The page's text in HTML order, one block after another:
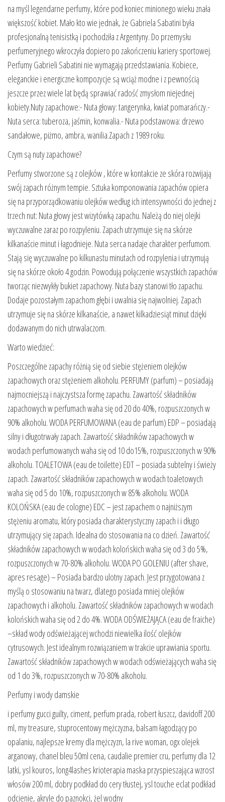
na myśl legendarne perfumy, które pod koniec minionego wieku znała
większość kobiet. Mało kto wie jednak, że Gabriela Sabatini była
profesjonalną tenisistką i pochodziła z Argentyny. Do przemysłu
perfumeryjnego wkroczyła dopiero po zakończeniu kariery sportowej.
Perfumy Gabrieli Sabatini nie wymagają przedstawiania. Kobiece,
eleganckie i energiczne kompozycje są wciąż modne i z pewnością
jeszcze przez wiele lat będą sprawiać radość zmysłom niejednej
kobiety.Nuty zapachowe:- Nuta głowy: tangerynka, kwiat pomarańczy.-
Nuta serca: tuberoza, jaśmin, konwalia.- Nuta podstawowa: drzewo
sandałowe, piżmo, ambra, wanilia.Zapach z 1989 roku.
Czym są nuty zapachowe?
Perfumy stworzone są z olejków , które w kontakcie ze skóra rozwijają
swój zapach różnym tempie. Sztuka komponowania zapachów opiera
się na przyporządkowaniu olejków według ich intensywności do jednej z
trzech nut: Nuta głowy jest wizytówką zapachu. Należą do niej olejki
wyczuwalne zaraz po rozpyleniu. Zapach utrzymuje się na skórze
kilkanaście minut i łagodnieje. Nuta serca nadaje charakter perfumom.
Stają się wyczuwalne po kilkunastu minutach od rozpylenia i utrzymują
się na skórze około 4 godzin. Powodują połączenie wszystkich zapachów
tworząc niezwykły bukiet zapachowy. Nuta bazy stanowi tło zapachu.
Dodaje pozostałym zapachom głębi i uwalnia się najwolniej. Zapach
utrzymuje się na skórze kilkanaście, a nawet kilkadziesiąt minut dzięki
dodawanym do nich utrwalaczom.
Warto wiedzieć:
Poszczególne zapachy różnią się od siebie stężeniem olejków
zapachowych oraz stężeniem alkoholu. PERFUMY (parfum) – posiadają
najmocniejszą i najczystsza formę zapachu. Zawartość składników
zapachowych w perfumach waha się od 20 do 40%, rozpuszczonych w
90% alkoholu. WODA PERFUMOWANA (eau de parfum) EDP – posiadają
silny i długotrwały zapach. Zawartość składników zapachowych w
wodach perfumowanych waha się od 10 do15%, rozpuszczonych w 90%
alkoholu. TOALETOWA (eau de toilette) EDT – posiada subtelny i świeży
zapach. Zawartość składników zapachowych w wodach toaletowych
waha się od 5 do 10%, rozpuszczonych w 85% alkoholu. WODA
KOLOŃSKA (eau de cologne) EDC – jest zapachem o najniższym
stężeniu aromatu, który posiada charakterystyczny zapach i i długo
utrzymujący się zapach. Idealna do stosowania na co dzień. Zawartość
składników zapachowych w wodach kolońskich waha się od 3 do 5%,
rozpuszczonych w 70-80% alkoholu. WODA PO GOLENIU (after shave,
apres resage) – Posiada bardzo ulotny zapach. Jest przygotowana z
myślą o stosowaniu na twarz, dlatego posiada mniej olejków
zapachowych i alkoholu. Zawartość składników zapachowych w wodach
kolońskich waha się od 2 do 4%. WODA ODŚWIEŻAJĄCA (eau de fraiche)
–skład wody odświeżającej wchodzi niewielka ilość olejków
cytrusowych. Jest idealnym rozwiązaniem w trakcie uprawiania sportu.
Zawartość składników zapachowych w wodach odświeżających waha się
od 1 do 3%, rozpuszczonych w 70-80% alkoholu.
Perfumy i wody damskie
i perfumy gucci guilty, ciment, perfum prada, robert łuszcz, davidoff 200
ml, my treasure, stuprocentowy mężczyzna, balsam łagodzący po
opalaniu, najlepsze kremy dla mężczyzn, la rive woman, ogx olejek
arganowy, chanel bleu 50ml cena, caudalie premier cru, perfumy dla 12
latki, ysl kouros, long4lashes krioterapia maska przyspieszająca wzrost
włosów 200 ml, dobry podkład do cery tłustej, ysl touche eclat podkład
odcienie, akryle do paznokci, żel wodny